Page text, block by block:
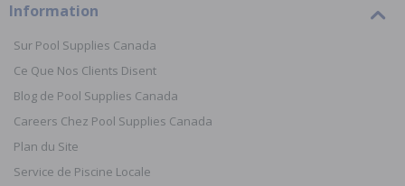
Information
Sur Pool Supplies Canada
Ce Que Nos Clients Disent
Blog de Pool Supplies Canada
Careers Chez Pool Supplies Canada
Plan du Site
Service de Piscine Locale